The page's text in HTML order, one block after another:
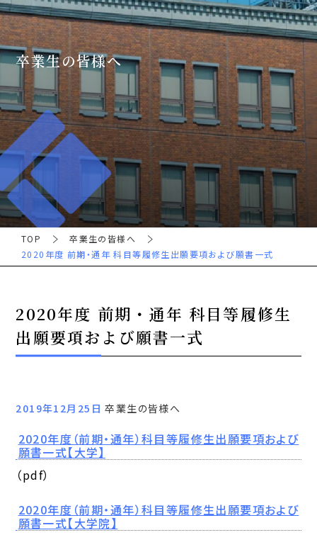
卒業生の皆様へ
TOP
卒業生の皆様へ
2020年度 前期・通年 科目等履修生出願要項および願書一式
2020年度 前期・通年 科目等履修生
出願要項および願書一式
2019年12月25日卒業生の皆様へ
2020年度（前期・通年）科目等履修生出願要項および
願書一式【大学】
（pdf）
2020年度（前期・通年）科目等履修生出願要項および
願書一式【大学院】